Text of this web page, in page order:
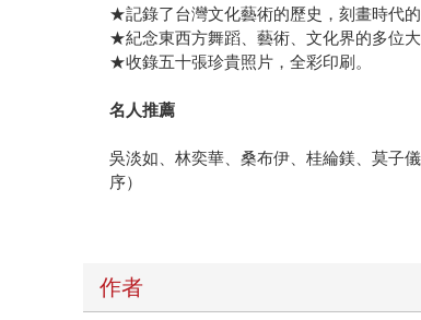
★記錄了台灣文化藝術的歷史，刻畫時代的
★紀念東西方舞蹈、藝術、文化界的多位大
★收錄五十張珍貴照片，全彩印刷。
名人推薦
吳淡如、林奕華、桑布伊、桂綸鎂、莫子
序）
作者